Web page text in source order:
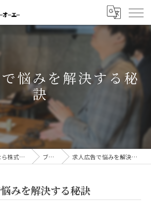
悩みを解決する秘
訣
大阪で求人広告なら株式会社AOA ブログ 求人広告で悩みを解決する秘訣
みを解決する秘訣